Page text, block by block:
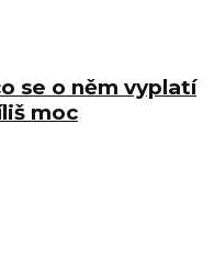
se o něm vyplatí
moc